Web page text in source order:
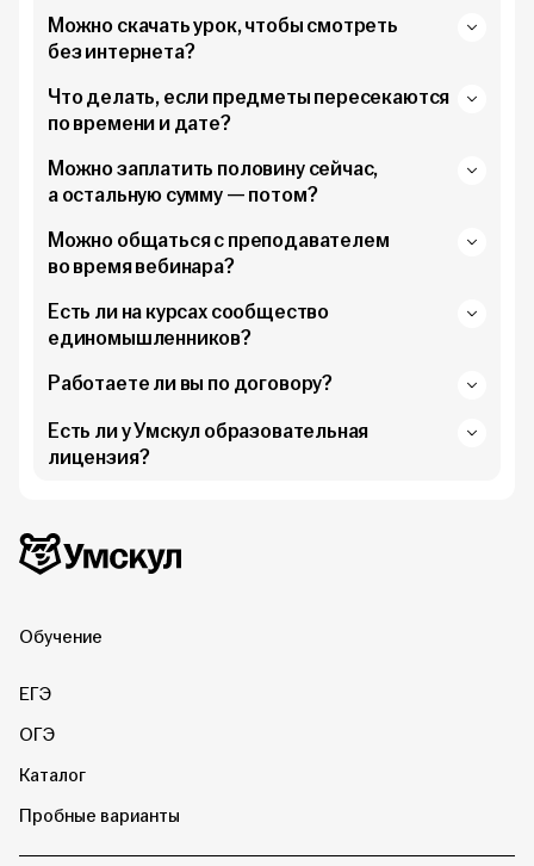
Можно скачать урок, чтобы смотреть
без интернета?
Что делать, если предметы пересекаются
по времени и дате?
Можно заплатить половину сейчас,
а остальную сумму — потом?
Можно общаться с преподавателем
во время вебинара?
Есть ли на курсах сообщество
единомышленников?
Работаете ли вы по договору?
Есть ли у Умскул образовательная
лицензия?
Дополнительная информация
Умскул
Обучение
ЕГЭ
ОГЭ
Каталог
Пробные варианты